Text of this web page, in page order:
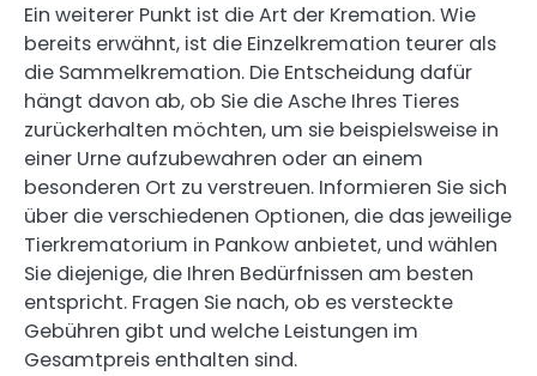
Ein weiterer Punkt ist die Art der Kremation. Wie
bereits erwähnt, ist die Einzelkremation teurer als
die Sammelkremation. Die Entscheidung dafür
hängt davon ab, ob Sie die Asche Ihres Tieres
zurückerhalten möchten, um sie beispielsweise in
einer Urne aufzubewahren oder an einem
besonderen Ort zu verstreuen. Informieren Sie sich
über die verschiedenen Optionen, die das jeweilige
Tierkrematorium in Pankow anbietet, und wählen
Sie diejenige, die Ihren Bedürfnissen am besten
entspricht. Fragen Sie nach, ob es versteckte
Gebühren gibt und welche Leistungen im
Gesamtpreis enthalten sind.